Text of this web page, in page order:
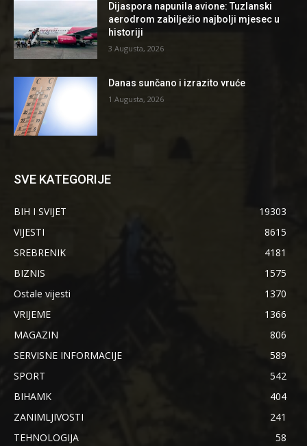
Dijaspora napunila avione: Tuzlanski
aerodrom zabilježio najbolji mjesec u
historiji
3 Augusta, 2026
Danas sunčano i izrazito vruće
1 Augusta, 2026
SVE KATEGORIJE
BIH I SVIJET
19303
VIJESTI
8615
SREBRENIK
4181
BIZNIS
1575
Ostale vijesti
1370
VRIJEME
1366
MAGAZIN
806
SERVISNE INFORMACIJE
589
SPORT
542
BIHAMK
404
ZANIMLJIVOSTI
241
TEHNOLOGIJA
58